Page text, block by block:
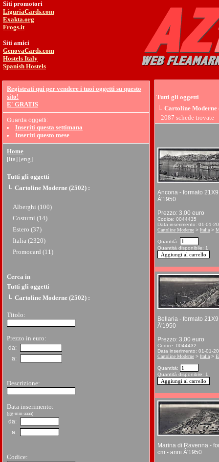
Siti promotori
LiguriaCards.com
Exakta.org
Frogs.it
Siti amici
GenovaCards.com
Hostels Italy
Spanish Hostels
Registrati qui per vendere i tuoi oggetti su questo
sito!
E' GRATIS
Guarda oggetti:
Inseriti questa settimana
Inseriti questo mese
Home
[ita] [eng]
Tutti gli oggetti
Cartoline Moderne (2502) :
Alberghi (100)
Costumi (14)
Estero (37)
Italia (2320)
Promocard (11)
Cerca in
Tutti gli oggetti
Cartoline Moderne (2502) :
Titolo:
Prezzo in euro:
da:
a:
Descrizione:
Data inserimento:
(gg-mm-aaaa)
da:
a:
Codice:
Tutti gli oggetti
Cartoline Moderne
2087 schede trovate
Ancona - formato
Â'1950
Prezzo: 3,00 euro
Codice: 0044435
Data inserimento: 01-01-
Cartoline Moderne > Italia >
Quantità:
Quantità disponibile: 1
Bellaria - formato
Â'1950
Prezzo: 3,00 euro
Codice: 0044432
Data inserimento: 01-01-
Cartoline Moderne > Italia >
Quantità:
Quantità disponibile: 1
Marina di Ravenna -
cm - anni Â'1950